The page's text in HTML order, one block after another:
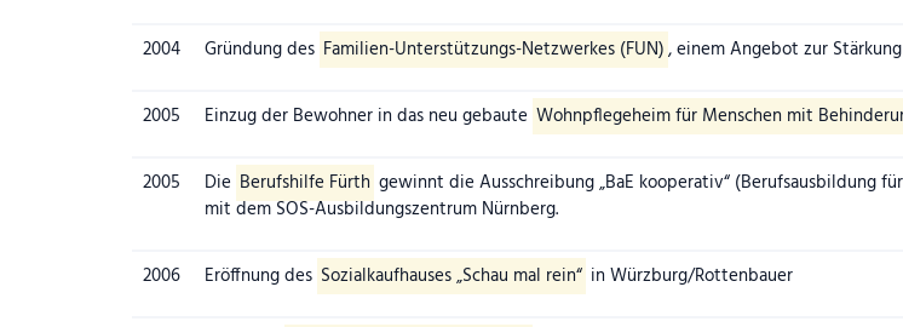
2004 Gründung des Familien-Unterstützungs-Netzwerkes (FUN), einem Angebot zur
2005 Einzug der Bewohner in das neu gebaute Wohnpflegeheim für Menschen mit
2005 Die Berufshilfe Fürth gewinnt die Ausschreibung „BaE kooperativ“ (Berufsausbildung
mit dem SOS-Ausbildungszentrum Nürnberg.
2006 Eröffnung des Sozialkaufhauses „Schau mal rein“ in Würzburg/Rottenbauer